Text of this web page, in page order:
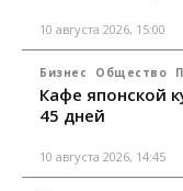
10 августа 2026, 15:00
Бизнес Общество
Кафе японской
45 дней
10 августа 2026, 14:45